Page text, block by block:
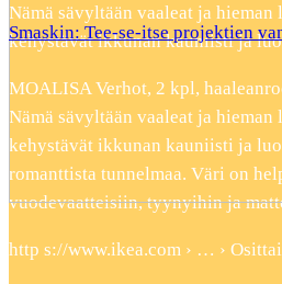
Smaskin: Tee-se-itse projektien
Nämä sävyltään vaaleat ja
kehystävät ikkunan kauniisti ja
MOALISA Verhot, 2 kpl,
Nämä sävyltään vaaleat ja
kehystävät ikkunan kauniisti ja
romanttista tunnelmaa. Väri on
vuodevaatteisiin, tyynyihin ja
http s://www.ikea.com › … ›